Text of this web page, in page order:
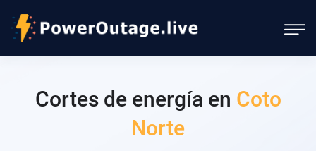
Cortes de energía en Coto
Norte